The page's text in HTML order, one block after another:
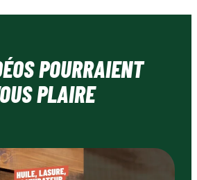
POURRAIENT
PLAIRE